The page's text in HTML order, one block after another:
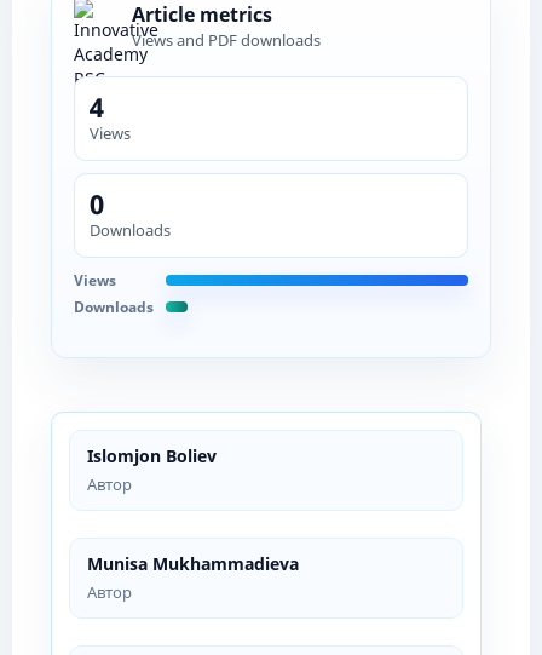
Islomjon Boliev
Автор
Munisa Mukhammadieva
Автор
Article metrics
Views and PDF downloads
4
Views
0
Downloads
Views
Downloads